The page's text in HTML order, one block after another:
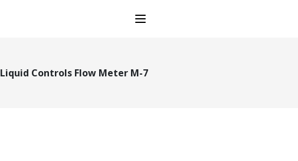
Open main menu
Liquid Controls Flow Meter M-7